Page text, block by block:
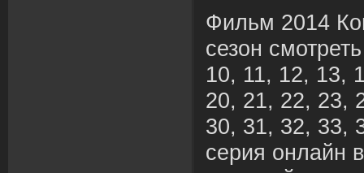
Фильм 2014
сезон
10, 11, 12, 13,
20, 21, 22, 23,
30, 31, 32, 33,
серия онлайн